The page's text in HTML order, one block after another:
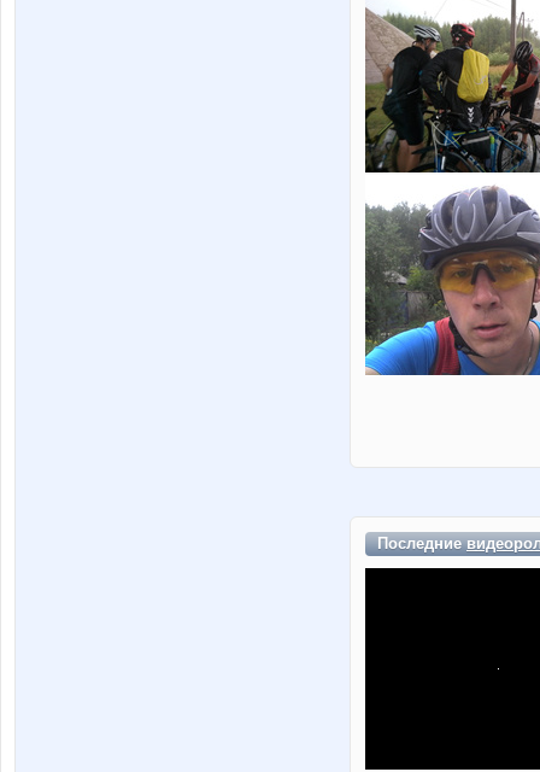
Последние